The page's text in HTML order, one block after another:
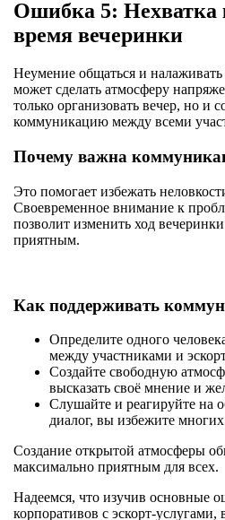
Ошибка 5: Нехватка
время вечеринки
Неумение общаться и налаживать
может сделать атмосферу
только организовать вечер, но и
коммуникацию между всеми
Почему важна
Это помогает избежать
Своевременное внимание к
позволит изменить ход
приятным.
Как поддерживать
Определите одного
между участниками и
Создайте свободную
высказать своё мнение и
Слушайте и реагируйте на
диалог, вы избежите
Создание открытой атмосферы
максимально приятным для всех.
Надеемся, что изучив основные
корпоративов с эскорт-